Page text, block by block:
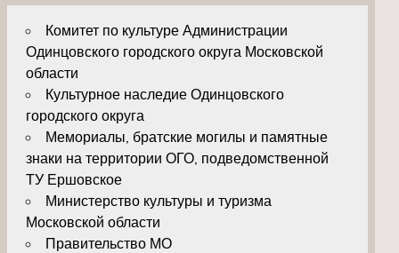
Комитет по культуре Администрации
Одинцовского городского округа Московской
области
Культурное наследие Одинцовского
городского округа
Мемориалы, братские могилы и памятные
знаки на территории ОГО, подведомственной
ТУ Ершовское
Министерство культуры и туризма
Московской области
Правительство МО